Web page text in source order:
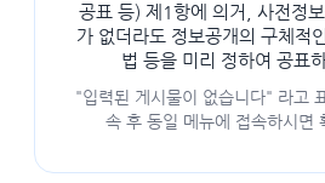
공표 등) 제1항에 의거, 사전정
가 없더라도 정보공개의 구체적
법 등을 미리 정하여 공표
"입력된 게시물이 없습니다" 라고
속 후 동일 메뉴에 접속하시면